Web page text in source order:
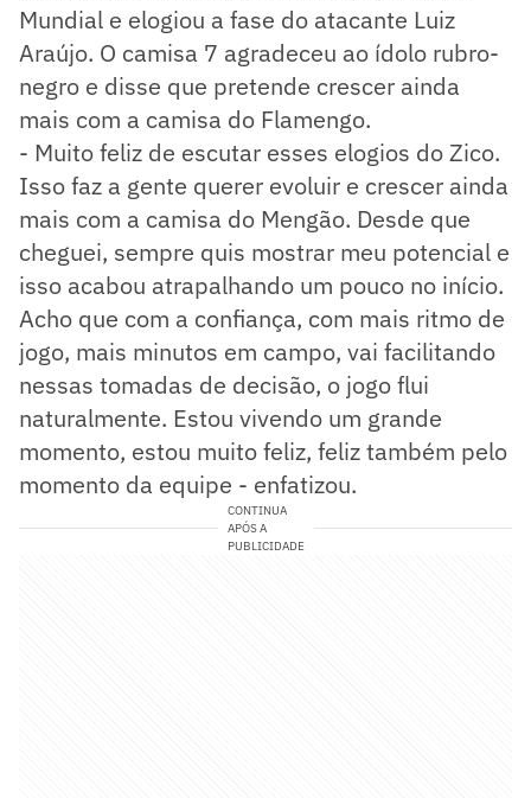
Mundial e elogiou a fase do atacante Luiz
Araújo. O camisa 7 agradeceu ao ídolo rubro-
negro e disse que pretende crescer ainda
mais com a camisa do Flamengo.
- Muito feliz de escutar esses elogios do Zico.
Isso faz a gente querer evoluir e crescer ainda
mais com a camisa do Mengão. Desde que
cheguei, sempre quis mostrar meu potencial e
isso acabou atrapalhando um pouco no início.
Acho que com a confiança, com mais ritmo de
jogo, mais minutos em campo, vai facilitando
nessas tomadas de decisão, o jogo flui
naturalmente. Estou vivendo um grande
momento, estou muito feliz, feliz também pelo
momento da equipe - enfatizou.
CONTINUA
APÓS A
PUBLICIDADE